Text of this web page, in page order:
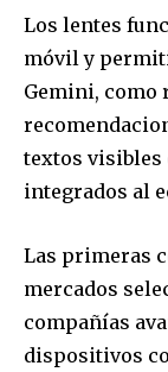
Los lentes
móvil y
Gemini, como
textos visibles
integrados al
Las primeras
mercados
compañías
dispositivos